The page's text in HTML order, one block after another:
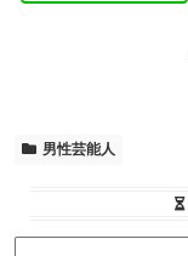
男性芸能人